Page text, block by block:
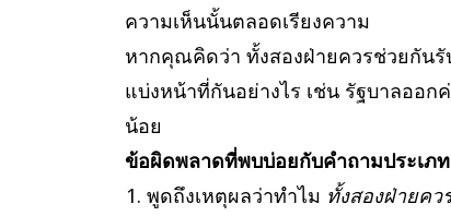
ความเห็นนั้นตลอดเรียงความ
หากคุณคิดว่า ทั้งสองฝ่ายควรช่วยกัน
แบ่งหน้าที่กันอย่างไร เช่น รัฐบาลออก
น้อย
ข้อผิดพลาดที่พบบ่อยกับคำถามประเภ
พูดถึงเหตุผลว่าทำไม ทั้งสองฝ่ายค